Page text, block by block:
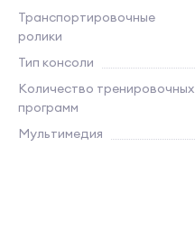
Транспортировочные
ролики
Тип консоли
Количество тренировочных
программ
Мультимедия